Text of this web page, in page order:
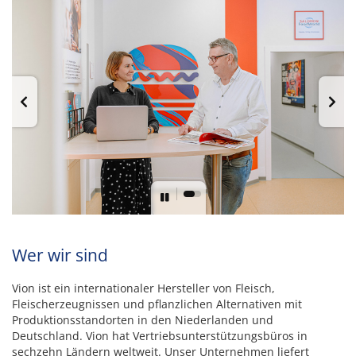
Wer wir sind
Vion ist ein internationaler Hersteller von Fleisch,
Fleischerzeugnissen und pflanzlichen Alternativen mit
Produktionsstandorten in den Niederlanden und
Deutschland. Vion hat Vertriebsunterstützungsbüros in
sechzehn Ländern weltweit. Unser Unternehmen liefert